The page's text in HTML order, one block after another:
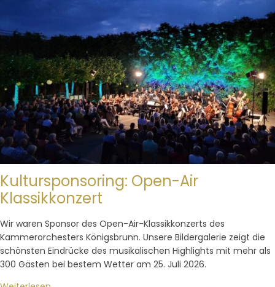
Kultursponsoring: Open-Air
Klassikkonzert
Wir waren Sponsor des Open-Air-Klassikkonzerts des
Kammerorchesters Königsbrunn. Unsere Bildergalerie zeigt die
schönsten Eindrücke des musikalischen Highlights mit mehr als
300 Gästen bei bestem Wetter am 25. Juli 2026.